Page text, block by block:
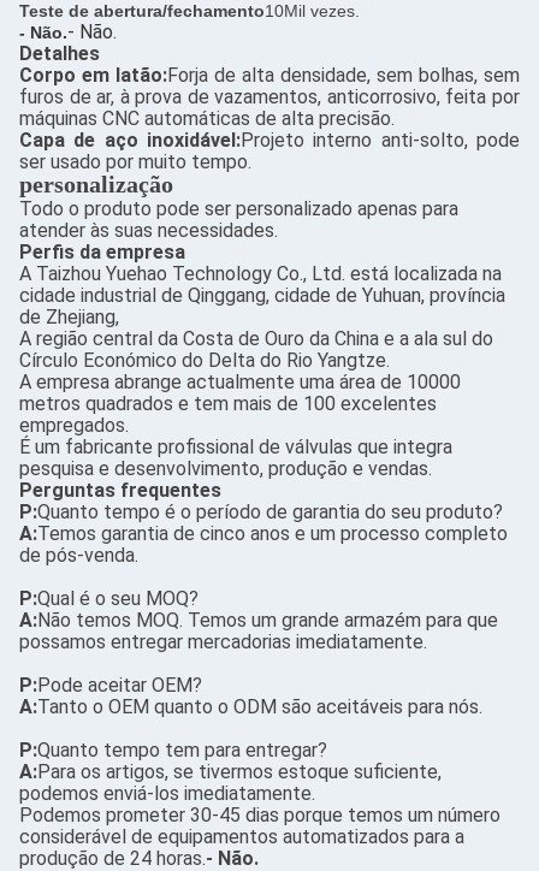
Teste de abertura/fechamento10Mil vezes.
- Não.- Não.
Detalhes
Corpo em latão:Forja de alta densidade, sem bolhas, sem
furos de ar, à prova de vazamentos, anticorrosivo, feita por
máquinas CNC automáticas de alta precisão.
Capa de aço inoxidável:Projeto interno anti-solto, pode
ser usado por muito tempo.
personalização
Todo o produto pode ser personalizado apenas para
atender às suas necessidades.
Perfis da empresa
A Taizhou Yuehao Technology Co., Ltd. está localizada na
cidade industrial de Qinggang, cidade de Yuhuan, província
de Zhejiang,
A região central da Costa de Ouro da China e a ala sul do
Círculo Económico do Delta do Rio Yangtze.
A empresa abrange actualmente uma área de 10000
metros quadrados e tem mais de 100 excelentes
empregados.
É um fabricante profissional de válvulas que integra
pesquisa e desenvolvimento, produção e vendas.
Perguntas frequentes
P:Quanto tempo é o período de garantia do seu produto?
A:Temos garantia de cinco anos e um processo completo
de pós-venda.
P:Qual é o seu MOQ?
A:Não temos MOQ. Temos um grande armazém para que
possamos entregar mercadorias imediatamente.
P:Pode aceitar OEM?
A:Tanto o OEM quanto o ODM são aceitáveis para nós.
P:Quanto tempo tem para entregar?
A:Para os artigos, se tivermos estoque suficiente,
podemos enviá-los imediatamente.
Podemos prometer 30-45 dias porque temos um número
considerável de equipamentos automatizados para a
produção de 24 horas.- Não.